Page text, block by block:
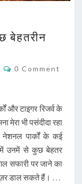
बेहतरीन
Comments
0 Comment
और टाइगर रिजर्व के
मेरा भी पसंदीदा रहा
पार्कों के कई
उनमें से कुछ बेहतर
सफारी पर जाने का
डाल सकते हैं। …